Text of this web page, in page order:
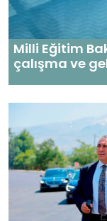
Milli Eğitim
çalışma ve